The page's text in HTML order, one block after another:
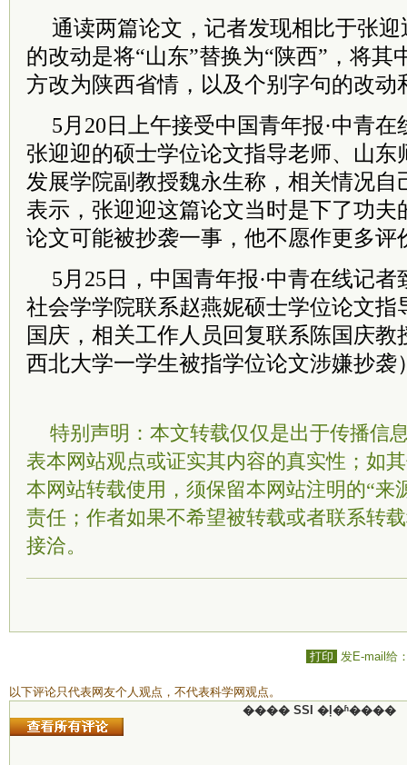
通读两篇论文，记者发现相比于张
的改动是将“山东”替换为“陕西”，将其
方改为陕西省情，以及个别字句的改动
5月20日上午接受中国青年报·中青
张迎迎的硕士学位论文指导老师、山东
发展学院副教授魏永生称，相关情况自
表示，张迎迎这篇论文当时是下了功夫
论文可能被抄袭一事，他不愿作更多评
5月25日，中国青年报·中青在线记
社会学学院联系赵燕妮硕士学位论文指
国庆，相关工作人员回复联系陈国庆教
西北大学一学生被指学位论文涉嫌抄袭
特别声明：本文转载仅仅是出于传播信
表本网站观点或证实其内容的真实性；如
本网站转载使用，须保留本网站注明的“来
责任；作者如果不希望被转载或者联系转
接洽。
打印 发E-mail给
以下评论只代表网友个人观点，不代表科学网观点。
���� SSI �ļ�ʱ����